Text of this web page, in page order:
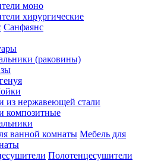
моно
хирургические
Санфаянс
(раковины)
из нержавеющей стали
композитные
Мебель для
Полотенцесушители